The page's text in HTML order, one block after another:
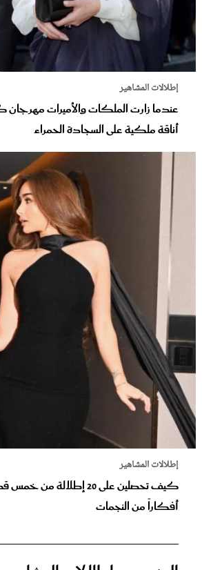
إطلالات المشاهير
عندما زارت الملكات والأميرات مهرجان
أناقة ملكية على السجادة الحمراء
إطلالات المشاهير
كيف تحصلين على 20
أفكاراً من النجمات